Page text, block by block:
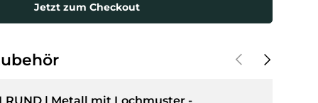
Jetzt zum Checkout
VorherigeNächste
| Metall mit Lochmuster -